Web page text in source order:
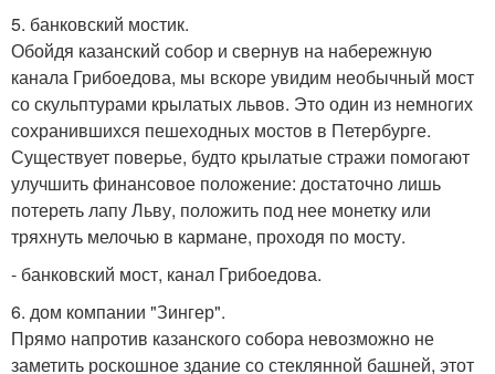
5. банковский мостик.
Обойдя казанский собор и свернув на набережную
канала Грибоедова, мы вскоре увидим необычный мост
со скульптурами крылатых львов. Это один из немногих
сохранившихся пешеходных мостов в Петербурге.
Существует поверье, будто крылатые стражи помогают
улучшить финансовое положение: достаточно лишь
потереть лапу Льву, положить под нее монетку или
тряхнуть мелочью в кармане, проходя по мосту.
- банковский мост, канал Грибоедова.
6. дом компании "Зингер".
Прямо напротив казанского собора невозможно не
заметить роскошное здание со стеклянной башней, этот